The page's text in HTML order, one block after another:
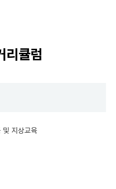
리큘럼
및 지상교육